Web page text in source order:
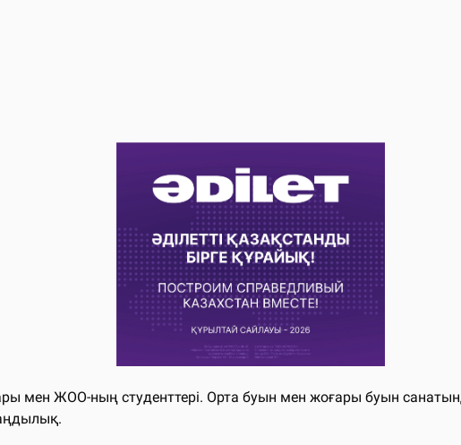
мен ЖОО-ның студенттері. Орта буын мен жоғары буын